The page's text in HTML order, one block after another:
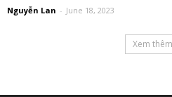
Nguyễn Lan - June 18, 2023
Xem thêm